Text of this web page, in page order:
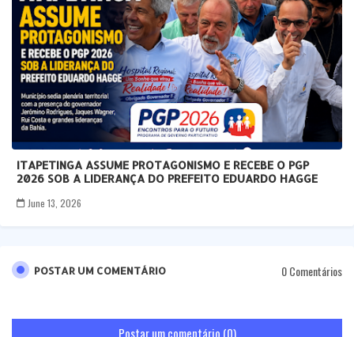
ITAPETINGA ASSUME PROTAGONISMO E RECEBE O PGP
2026 SOB A LIDERANÇA DO PREFEITO EDUARDO HAGGE
June 13, 2026
POSTAR UM COMENTÁRIO 0 Comentários
Postar um comentário (0)